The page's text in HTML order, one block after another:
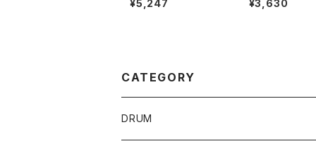
are Side 14インチ
¥5,247
0AS
¥3,630
CATEGORY
DRUM